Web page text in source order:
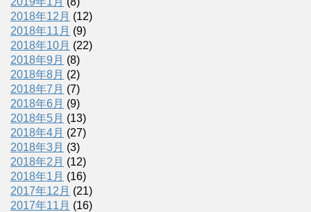
2018年12月 (12)
2018年11月 (9)
2018年10月 (22)
2018年9月 (8)
2018年8月 (2)
2018年7月 (7)
2018年6月 (9)
2018年5月 (13)
2018年4月 (27)
2018年3月 (3)
2018年2月 (12)
2018年1月 (16)
2017年12月 (21)
2017年11月 (16)